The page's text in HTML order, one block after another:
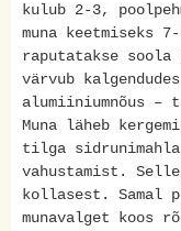
kulub 2-3,
muna keetmiseks
raputatakse soola
värvub
alumiiniumnõus –
Muna läheb
tilga
vahustamist.
kollasest. Samal
munavalget koos